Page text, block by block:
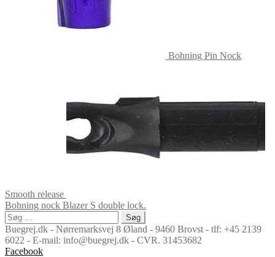
Bohning Pin Nock
Smooth release
Bohning nock Blazer S double lock.
Søg
efter:
Buegrej.dk - Nørremarksvej 8 Øland - 9460 Brovst - tlf: +45 2139
6022 - E-mail: info@buegrej.dk - CVR. 31453682
Facebook